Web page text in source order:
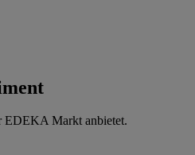
EDEKA Markt anbietet.